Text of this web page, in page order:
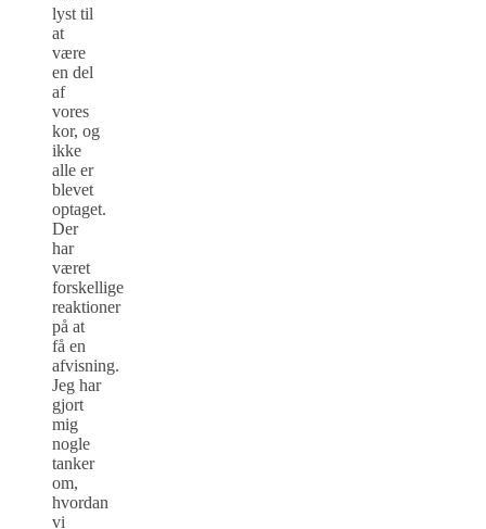
lyst til
at
være
en del
af
vores
kor, og
ikke
alle er
blevet
optaget.
Der
har
været
forskellige
reaktioner
på at
få en
afvisning.
Jeg har
gjort
mig
nogle
tanker
om,
hvordan
vi